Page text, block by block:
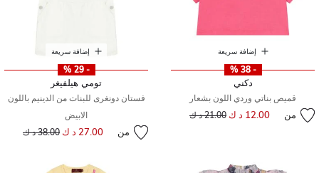
إضافة سريعة
- 38 %
دكني
قميص بناتي وردي اللون بشعار
من 12.00 د ك سعر مخفض من
21.00 د ك
إضافة سريعة
- 29 %
تومي هيلفيغر
فستان دونغرى للبنات من الدينيم باللون
الابيض
من 27.00 د ك سعر مخفض من
38.00 د ك إلى